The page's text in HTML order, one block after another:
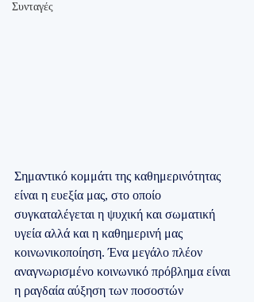
Συνταγές
Σημαντικό κομμάτι της καθημερινότητας
είναι η ευεξία μας, στο οποίο
συγκαταλέγεται η ψυχική και σωματική
υγεία αλλά και η καθημερινή μας
κοινωνικοποίηση. Ένα μεγάλο πλέον
αναγνωρισμένο κοινωνικό πρόβλημα είναι
η ραγδαία αύξηση των ποσοστών